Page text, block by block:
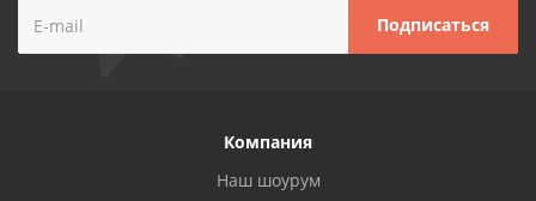
Компания
Наш шоурум